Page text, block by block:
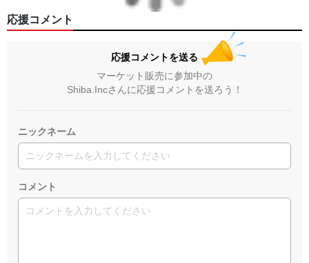
応援コメント
応援コメントを送る
マーケット販売に参加中の
Shiba.Incさんに応援コメントを送ろう！
ニックネーム
コメント